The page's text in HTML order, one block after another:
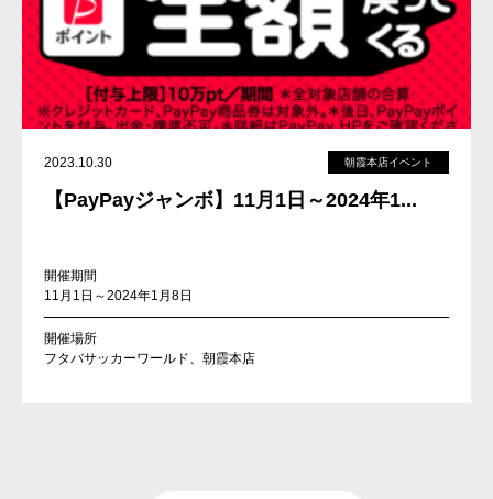
2023.10.30 朝霞本店イベント
【PayPayジャンボ】11月1日～2024年1...
開催期間
11月1日～2024年1月8日
開催場所
フタバサッカーワールド、朝霞本店